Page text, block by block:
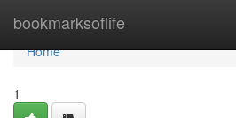
bookmarksoflife
Home
Home
1